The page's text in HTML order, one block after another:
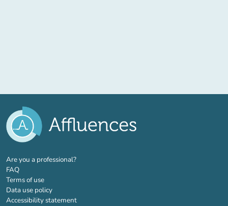
Are you a professional?(new tab)
FAQ
Terms of use
Data use policy
Accessibility statement